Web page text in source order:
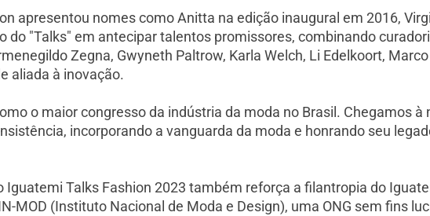
apresentou nomes como Anitta na edição inaugural em 2016,
do "Talks" em antecipar talentos promissores, combinando
Zegna, Gwyneth Paltrow, Karla Welch, Li Edelkoort,
aliada à inovação.
o maior congresso da indústria da moda no Brasil. Chegamos
incorporando a vanguarda da moda e honrando seu
Talks Fashion 2023 também reforça a filantropia do
MOD (Instituto Nacional de Moda e Design), uma ONG sem fins